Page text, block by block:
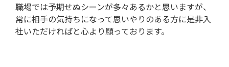
職場では予期せぬシーンが多々あるかと思いますが、
常に相手の気持ちになって思いやりのある方に是非入
社いただければと心より願っております。